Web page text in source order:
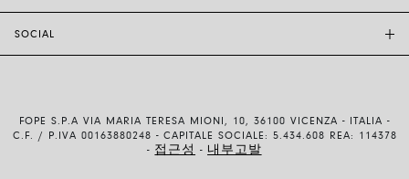
배송 및 반품
SOCIAL
YOUTUBE
FOPE S.P.A VIA MARIA TERESA MIONI, 10, 36100 VICENZA - ITALIA -
C.F. / P.IVA 00163880248 - CAPITALE SOCIALE: 5.434.608 REA: 114378
- 접근성 - 내부고발